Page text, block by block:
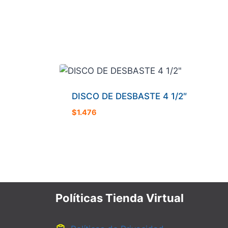
DISCO DE DESBASTE 4 1/2″
$1.476
Políticas Tienda Virtual